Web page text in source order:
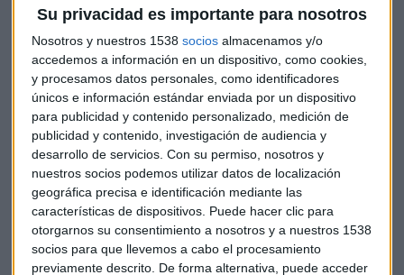
Su privacidad es importante para nosotros
Nosotros y nuestros 1538 socios almacenamos y/o
accedemos a información en un dispositivo, como cookies,
y procesamos datos personales, como identificadores
únicos e información estándar enviada por un dispositivo
para publicidad y contenido personalizado, medición de
publicidad y contenido, investigación de audiencia y
desarrollo de servicios. Con su permiso, nosotros y
nuestros socios podemos utilizar datos de localización
geográfica precisa e identificación mediante las
características de dispositivos. Puede hacer clic para
otorgarnos su consentimiento a nosotros y a nuestros 1538
socios para que llevemos a cabo el procesamiento
previamente descrito. De forma alternativa, puede acceder
La inflación se dispara en el sector de las
mascotas
En España tenemos 29 millones de mascotas; según
inflación (INE) precios subgrupo de Productos para
animales domésticos ha subido un 19% en último año
Capital Radio /
/ 2023-02-17
Zuckerberg copia a Elon Musk: Instagram y Facebook
serán de pago